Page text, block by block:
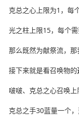
克总之心上限为1，每
光之柱上限15，每个
那么既然为献祭流，那
接下来就是看召唤物的
啵啵、克总之心召唤上
克总之手30蓝量一个